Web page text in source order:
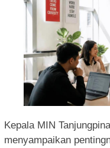
Kepala MIN
menyampaikan